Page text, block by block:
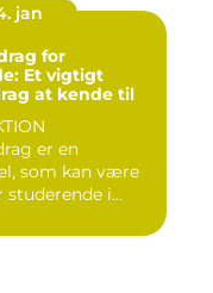
jan
for
Et vigtigt
at kende til
er en
som kan være
studerende i